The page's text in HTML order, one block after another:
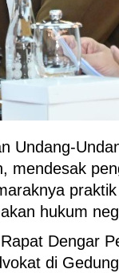
Undang-
mendesak
hukum
Dengar
di